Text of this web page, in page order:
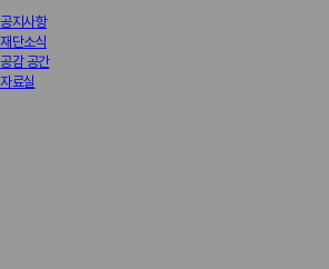
공지사항
재단소식
공감 공간
자료실